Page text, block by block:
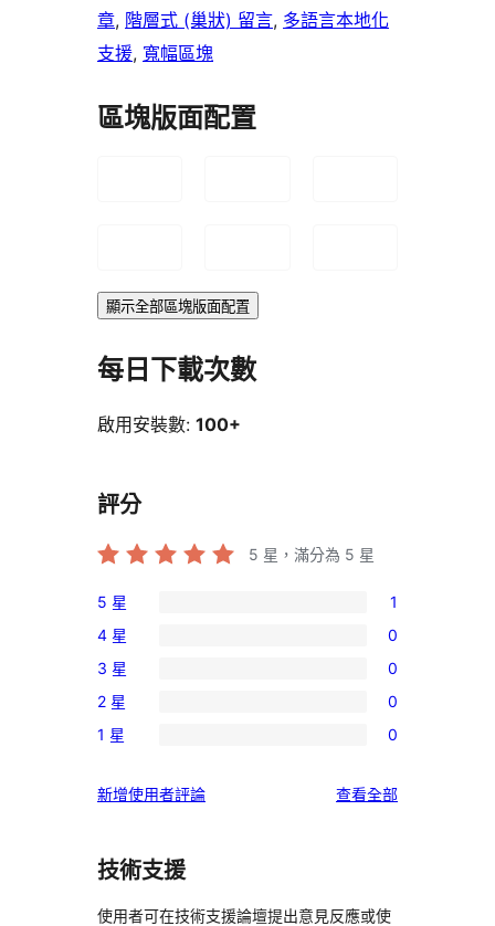
章, 階層式 (巢狀) 留言, 多語言本地化
支援, 寬幅區塊
區塊版面配置
顯示全部區塊版面配置
每日下載次數
啟用安裝數: 100+
評分
5 星，滿分為 5 星
1
個
5
星
使
者
5 星 1
0
個
4
星
用
論
4 星 0
0
個
3
使
評
論
3 星 0
0
個
星
用
者
評
2 星 0
0
1
使
者
1 星 0
新增使用者評論 查看全部使
技術支援
使用者可在技術支援論壇提出意見反應或使